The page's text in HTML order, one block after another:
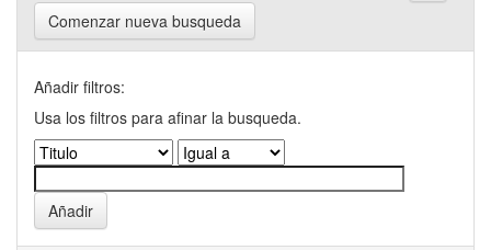
Comenzar nueva busqueda
Añadir filtros:
Usa los filtros para afinar la busqueda.